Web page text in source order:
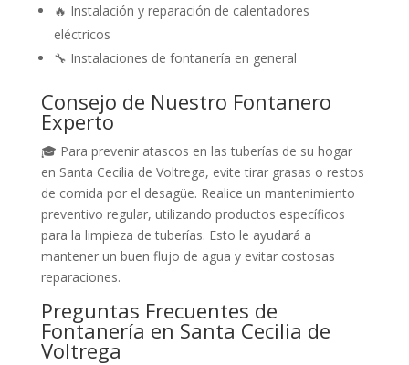
🔥 Instalación y reparación de calentadores
eléctricos
🔧 Instalaciones de fontanería en general
Consejo de Nuestro Fontanero
Experto
🎓 Para prevenir atascos en las tuberías de su hogar
en Santa Cecilia de Voltrega, evite tirar grasas o restos
de comida por el desagüe. Realice un mantenimiento
preventivo regular, utilizando productos específicos
para la limpieza de tuberías. Esto le ayudará a
mantener un buen flujo de agua y evitar costosas
reparaciones.
Preguntas Frecuentes de
Fontanería en Santa Cecilia de
Voltrega